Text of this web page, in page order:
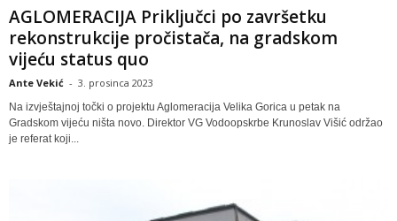
AGLOMERACIJA Priključci po završetku
rekonstrukcije pročistača, na gradskom
vijeću status quo
Ante Vekić - 3. prosinca 2023
Na izvještajnoj točki o projektu Aglomeracija Velika Gorica u petak na
Gradskom vijeću ništa novo. Direktor VG Vodoopskrbe Krunoslav Višić održao
je referat koji...